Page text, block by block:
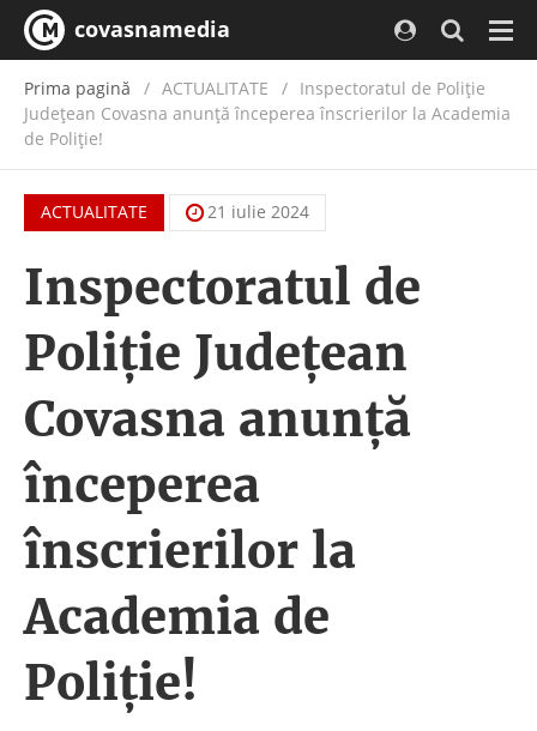
covasnamedia
Prima pagină ACTUALITATE / Inspectoratul de Poliție
Județean Covasna anunță începerea înscrierilor la Academia
de Poliție!
ACTUALITATE 21 iulie 2024
Inspectoratul de
Poliție Județean
Covasna anunță
începerea
înscrierilor la
Academia de
Poliție!